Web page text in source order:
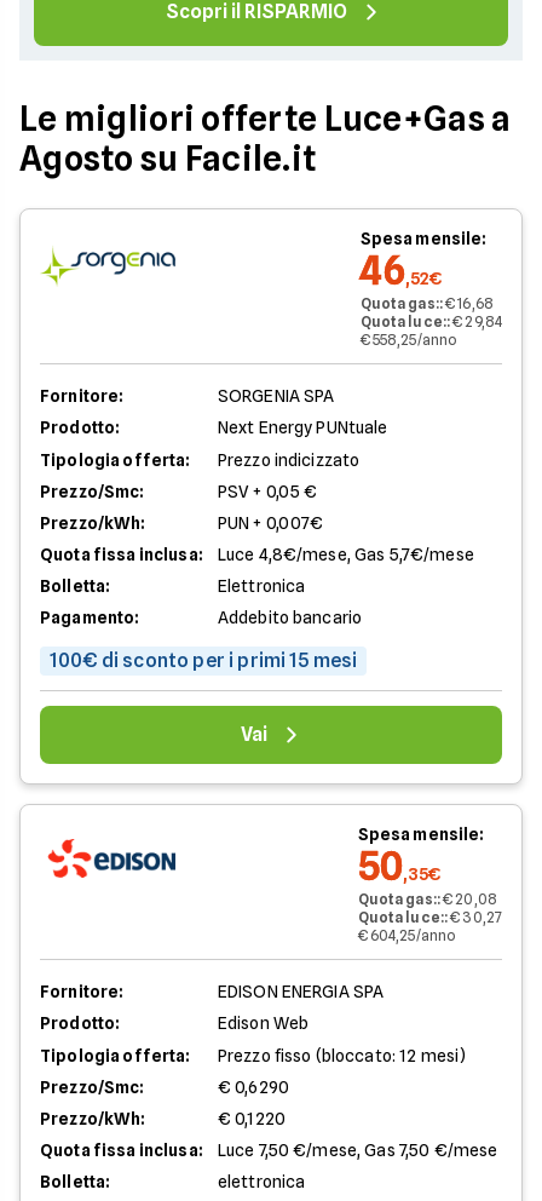
Scopri il RISPARMIO
Le migliori offerte Luce+Gas a
Agosto su Facile.it
Spesa mensile:
46,52€
Quota gas::€ 16,68
Quota luce::€ 29,84
€ 558,25/anno
Fornitore:
SORGENIA SPA
Prodotto:
Next Energy PUNtuale
Tipologia offerta:
Prezzo indicizzato
Prezzo/Smc:
PSV + 0,05 €
Prezzo/kWh:
PUN + 0,007€
Quota fissa inclusa:
Luce 4,8€/mese, Gas 5,7€/mese
Bolletta:
Elettronica
Pagamento:
Addebito bancario
100€ di sconto per i primi 15 mesi
Vai
Spesa mensile:
50,35€
Quota gas::€ 20,08
Quota luce::€ 30,27
€ 604,25/anno
Fornitore:
EDISON ENERGIA SPA
Prodotto:
Edison Web
Tipologia offerta:
Prezzo fisso (bloccato: 12 mesi)
Prezzo/Smc:
€ 0,6290
Prezzo/kWh:
€ 0,1220
Quota fissa inclusa:
Luce 7,50 €/mese, Gas 7,50 €/mese
Bolletta:
elettronica